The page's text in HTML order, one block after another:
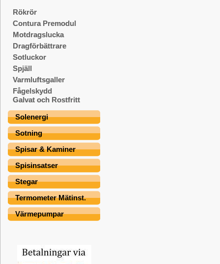
Rökrör
Contura Premodul
Motdragslucka
Dragförbättrare
Sotluckor
Spjäll
Varmluftsgaller
Fågelskydd
Galvat och Rostfritt
Solenergi
Sotning
Spisar & Kaminer
Spisinsatser
Stegar
Termometer Mätinst.
Värmepumpar